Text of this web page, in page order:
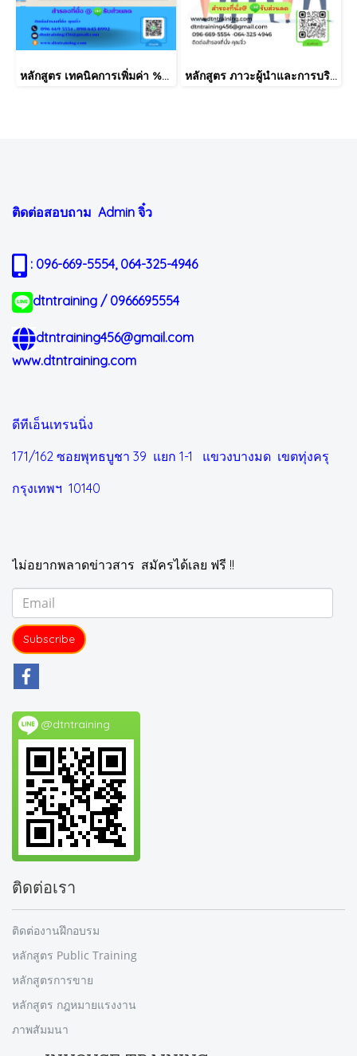
หลักสูตร เทคนิคการเพิ่มค่า %OEE และลด Loss time ในกระบวนการผลิต หลักสูตร ภาวะผู้นำและการบริหารพัฒนาคน (LEADERSHIP & PEOPLE SKILLS)
ติดต่อสอบถาม Admin จิ๋ว
: 096-669-5554, 064-325-4946
dtntraining / 0966695554
dtntraining456@gmail.com
www.dtntraining.com
ดีทีเอ็นเทรนนิ่ง
171/162 ซอยพุทธบูชา 39 แยก 1-1 แขวงบางมด เขตทุ่งครุ
กรุงเทพฯ 10140
ไม่อยากพลาดข่าวสาร สมัครได้เลย ฟรี !!
Subscribe
@dtntraining
ติดต่อเรา
ติดต่องานฝึกอบรม
หลักสูตร Public Training
หลักสูตรการขาย
หลักสูตร กฎหมายแรงงาน
ภาพสัมมนา